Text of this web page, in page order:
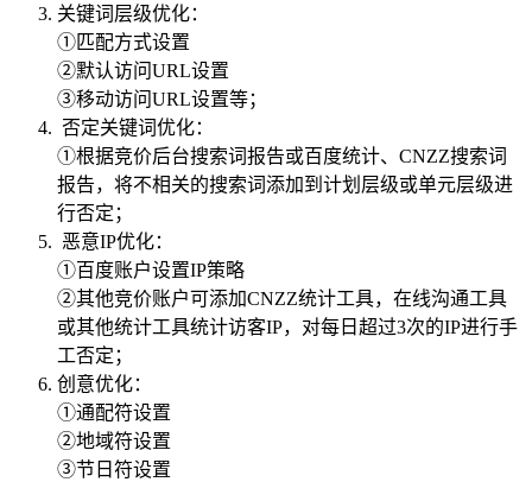
关键词层级优化：
①匹配方式设置
②默认访问URL设置
③移动访问URL设置等；
否定关键词优化：
①根据竞价后台搜索词报告或百度统计、CNZZ搜索词
报告，将不相关的搜索词添加到计划层级或单元层级进
行否定；
恶意IP优化：
①百度账户设置IP策略
②其他竞价账户可添加CNZZ统计工具，在线沟通工具
或其他统计工具统计访客IP，对每日超过3次的IP进行手
工否定；
创意优化：
①通配符设置
②地域符设置
③节日符设置